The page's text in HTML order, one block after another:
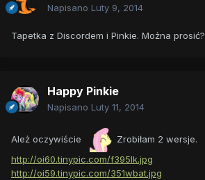
Napisano Luty 9, 2014
Tapetka z Discordem i Pinkie. Można prosić?
Happy Pinkie
Napisano Luty 11, 2014
Ależ oczywiście
Zrobiłam 2 wersje.
http://oi60.tinypic.com/f395lk.jpg
http://oi59.tinypic.com/351wbat.jpg